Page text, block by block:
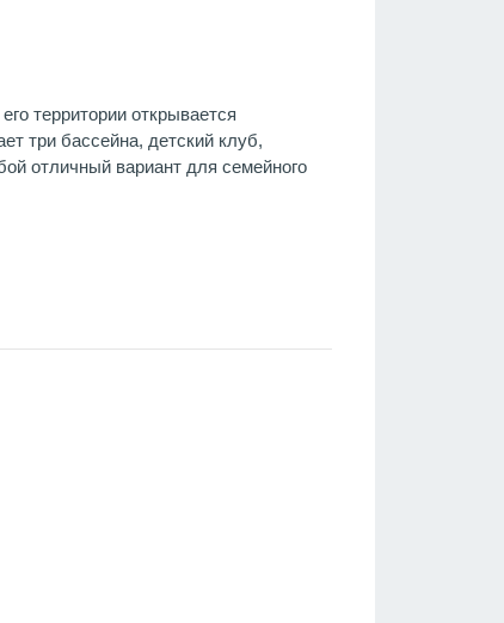
территории открывается
три бассейна, детский клуб,
отличный вариант для семейного